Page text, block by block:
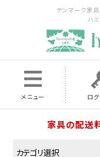
デンマーク家
ハ
メニュー ロ
家具の配送